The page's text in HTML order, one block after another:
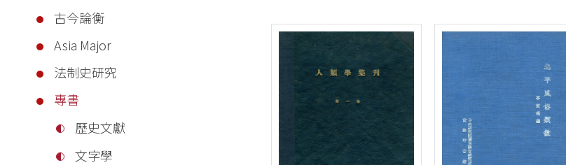
古今論衡
Asia Major
法制史研究
專書
歷史文獻
文字學